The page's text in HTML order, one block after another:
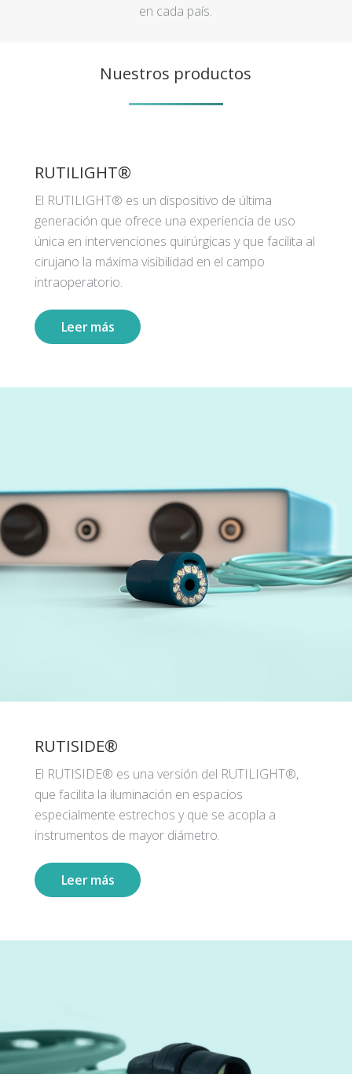
en cada país.
Nuestros productos
RUTILIGHT®
El RUTILIGHT® es un dispositivo de última
generación que ofrece una experiencia de uso
única en intervenciones quirúrgicas y que facilita al
cirujano la máxima visibilidad en el campo
intraoperatorio.
Leer más
RUTISIDE®
El RUTISIDE® es una versión del RUTILIGHT®,
que facilita la iluminación en espacios
especialmente estrechos y que se acopla a
instrumentos de mayor diámetro.
Leer más